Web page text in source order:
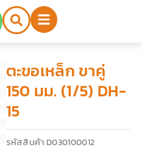
ตะขอเหล็ก ขาคู่
150 มม. (1/5) DH-
15
รหัสสินค้า D030100012